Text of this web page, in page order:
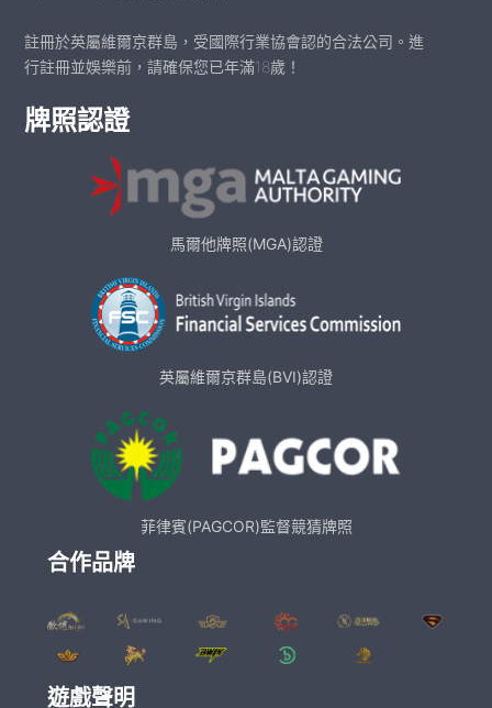
註冊於英屬維爾京群島，受國際行業協會認的合法公司。進
行註冊並娛樂前，請確保您已年滿18歲！
牌照認證
馬爾他牌照(MGA)認證
英屬維爾京群島(BVI)認證
菲律賓(PAGCOR)監督競猜牌照
合作品牌
遊戲聲明